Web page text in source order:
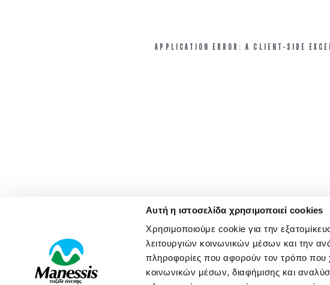
Αυτή η ιστοσελίδα χρησιμοποιεί cookies
Χρησιμοποιούμε cookie για την
λειτουργιών κοινωνικών μέσων και την
πληροφορίες που αφορούν τον τρόπο που
κοινωνικών μέσων, διαφήμισης και
APPLICATION ERROR: A CLIENT-SIDE